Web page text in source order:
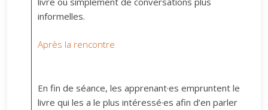
informelles.
Après la rencontre
En fin de séance, les apprenant·es empruntent le
livre qui les a le plus intéressé·es afin d’en parler